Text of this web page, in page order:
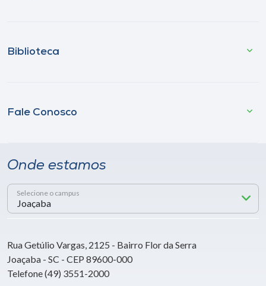
Biblioteca
Fale Conosco
Onde estamos
Selecione o campus
Rua Getúlio Vargas, 2125 - Bairro Flor da Serra
Joaçaba - SC - CEP 89600-000
Telefone (49) 3551-2000